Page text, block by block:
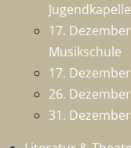
Jugendkapelle
17.
Musikschule
17.
26.
31.